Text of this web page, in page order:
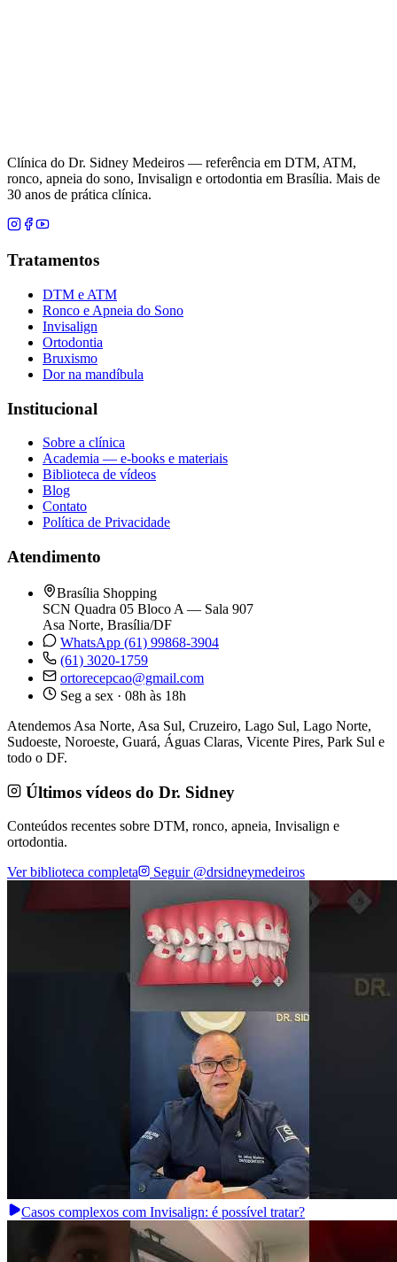
Clínica do Dr. Sidney Medeiros — referência em DTM, ATM,
ronco, apneia do sono, Invisalign e ortodontia em Brasília. Mais de
30 anos de prática clínica.
Tratamentos
DTM e ATM
Ronco e Apneia do Sono
Invisalign
Ortodontia
Bruxismo
Dor na mandíbula
Institucional
Sobre a clínica
Academia — e-books e materiais
Biblioteca de vídeos
Blog
Contato
Política de Privacidade
Atendimento
Brasília Shopping
SCN Quadra 05 Bloco A — Sala 907
Asa Norte, Brasília/DF
WhatsApp (61) 99868-3904
(61) 3020-1759
ortorecepcao@gmail.com
Seg a sex · 08h às 18h
Atendemos Asa Norte, Asa Sul, Cruzeiro, Lago Sul, Lago Norte,
Sudoeste, Noroeste, Guará, Águas Claras, Vicente Pires, Park Sul e
todo o DF.
Últimos vídeos do Dr. Sidney
Conteúdos recentes sobre DTM, ronco, apneia, Invisalign e
ortodontia.
Ver biblioteca completa
Seguir @drsidneymedeiros
Casos complexos com Invisalign: é possível tratar?